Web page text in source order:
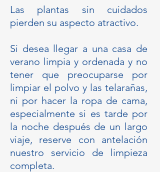
Las plantas sin cuidados
pierden su aspecto atractivo.
Si desea llegar a una casa de
verano limpia y ordenada y no
tener que preocuparse por
limpiar el polvo y las telarañas,
ni por hacer la ropa de cama,
especialmente si es tarde por
la noche después de un largo
viaje, reserve con antelación
nuestro servicio de limpieza
completa.